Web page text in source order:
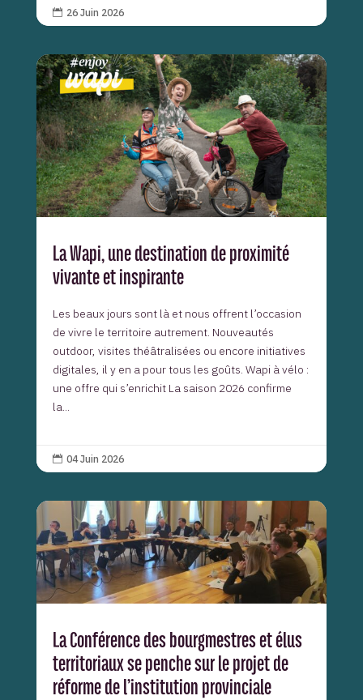
 26 Juin 2026
La Wapi, une destination de proximité
vivante et inspirante
Les beaux jours sont là et nous offrent l’occasion
de vivre le territoire autrement. Nouveautés
outdoor, visites théâtralisées ou encore initiatives
digitales, il y en a pour tous les goûts. Wapi à vélo :
une offre qui s’enrichit La saison 2026 confirme
la...
 04 Juin 2026
La Conférence des bourgmestres et élus
territoriaux se penche sur le projet de
réforme de l’institution provinciale